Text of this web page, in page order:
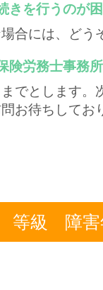
きを行うのが
合には、どう
険労務士事務
でとします。
お待ちしてお
等級 障